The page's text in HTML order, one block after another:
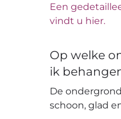
Een
vindt u hier.
Op welke
ik
De
schoon, glad